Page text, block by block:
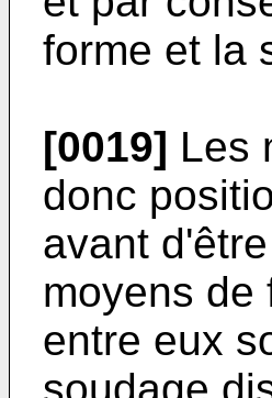
forme et la
[0019] Les
donc
avant
moyens de
entre eux